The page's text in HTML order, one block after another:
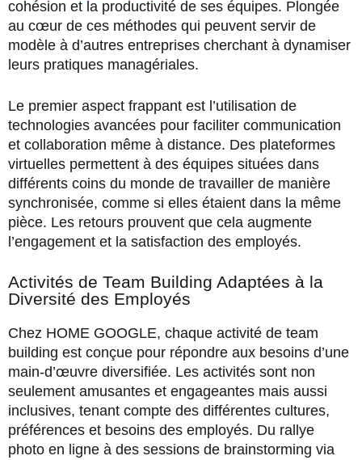
cohésion et la productivité de ses équipes. Plongée
au cœur de ces méthodes qui peuvent servir de
modèle à d’autres entreprises cherchant à dynamiser
leurs pratiques managériales.
Le premier aspect frappant est l’utilisation de
technologies avancées pour faciliter communication
et collaboration même à distance. Des plateformes
virtuelles permettent à des équipes situées dans
différents coins du monde de travailler de manière
synchronisée, comme si elles étaient dans la même
pièce. Les retours prouvent que cela augmente
l’engagement et la satisfaction des employés.
Activités de Team Building Adaptées à la
Diversité des Employés
Chez HOME GOOGLE, chaque activité de team
building est conçue pour répondre aux besoins d’une
main-d’œuvre diversifiée. Les activités sont non
seulement amusantes et engageantes mais aussi
inclusives, tenant compte des différentes cultures,
préférences et besoins des employés. Du rallye
photo en ligne à des sessions de brainstorming via